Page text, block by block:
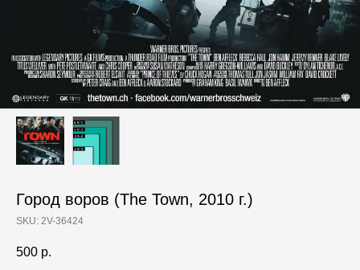
Город воров (The Town, 2010 г.)
SKU: 2V-36424
500 р.